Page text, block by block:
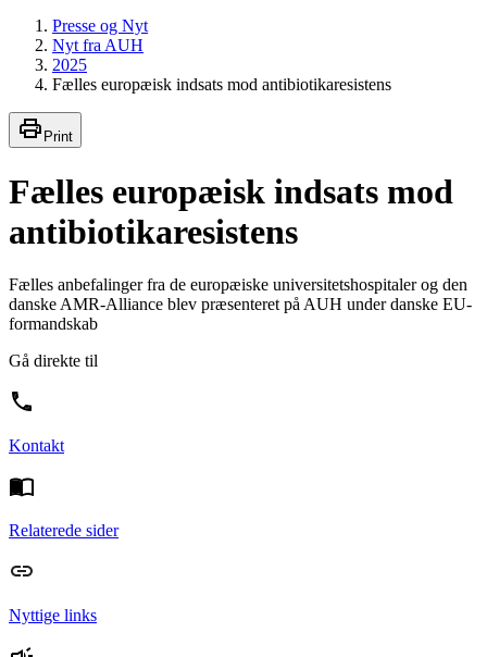
Presse og Nyt
Nyt fra AUH
2025
Fælles europæisk indsats mod antibiotikaresistens
Print
Fælles europæisk indsats mod
antibiotikaresistens
Fælles anbefalinger fra de europæiske universitetshospitaler og den
danske AMR-Alliance blev præsenteret på AUH under danske EU-
formandskab
Gå direkte til
Kontakt
Relaterede sider
Nyttige links